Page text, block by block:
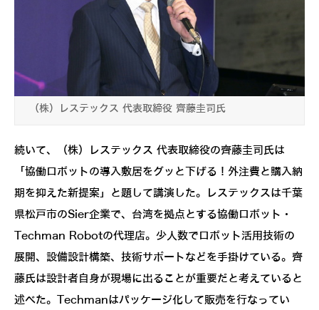
（株）レステックス 代表取締役 齊藤圭司氏
続いて、（株）レステックス 代表取締役の齊藤圭司氏は
「協働ロボットの導入敷居をグッと下げる！外注費と購入納
期を抑えた新提案」と題して講演した。レステックスは千葉
県松戸市のSier企業で、台湾を拠点とする協働ロボット・
Techman Robotの代理店。少人数でロボット活用技術の
展開、設備設計構築、技術サポートなどを手掛けている。齊
藤氏は設計者自身が現場に出ることが重要だと考えていると
述べた。Techmanはパッケージ化して販売を行なってい